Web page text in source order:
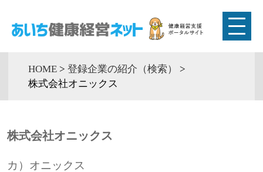
HOME > 登録企業の紹介（検索）
>
株式会社オニックス
株式会社オニックス
カ）オニックス